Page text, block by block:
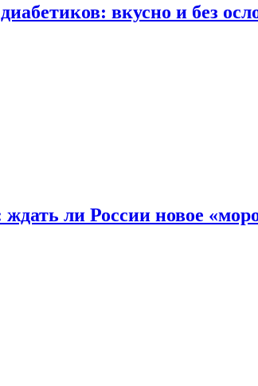
вкусно и без
ли России новое